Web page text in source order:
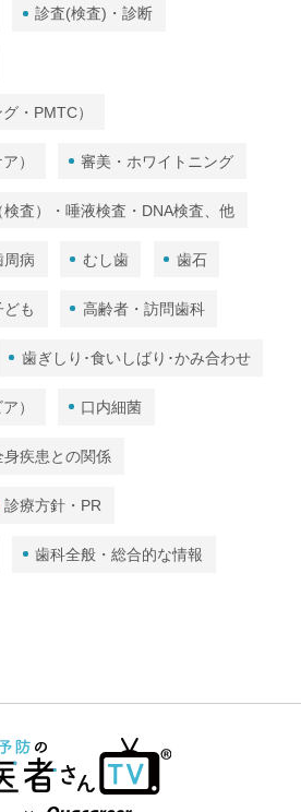
診査(検査)・診断
・PMTC）
） 審美・ホワイトニング
検査）・唾液検査・DNA検査、他
周病 むし歯 歯石
ども 高齢者・訪問歯科
歯ぎしり･食いしばり･かみ合わせ
） 口内細菌
身疾患との関係
診療方針・PR
歯科全般・総合的な情報